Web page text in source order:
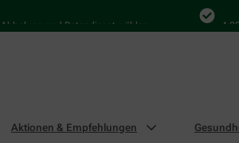
und Botendienst wählen 4.000
Aktionen & Empfehlungen